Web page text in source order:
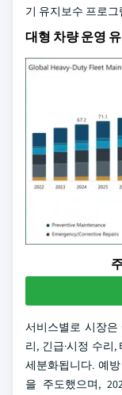
기 유지보수 프로
대형 차량 운영
서비스별로 시장
리, 긴급·시정 수리
세분화됩니다. 예
을 주도했으며,